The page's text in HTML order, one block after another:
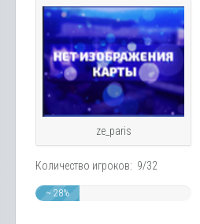
ze_paris
Количество игроков: 9/32
~ 28%